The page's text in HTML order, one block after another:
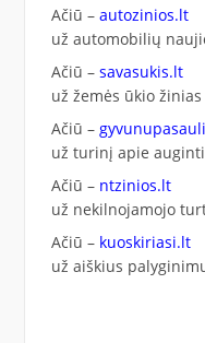
Ačiū – autozinios.lt
už automobilių
Ačiū – savasukis.lt
už žemės ūkio
Ačiū –
už turinį apie
Ačiū – ntzinios.lt
už nekilnojamojo
Ačiū – kuoskiriasi.lt
už aiškius